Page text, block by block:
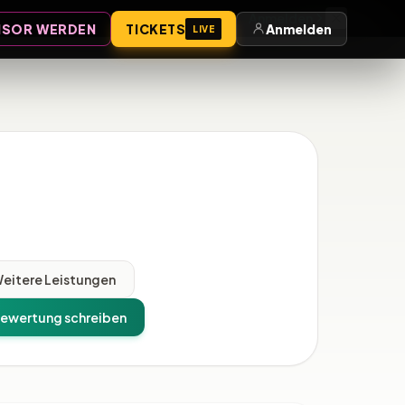
Anmelden
WERDEN TICKETS LIVE Anmelden
Leistungen
schreiben